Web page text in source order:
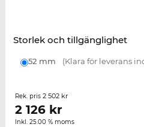
Storlek och tillgänglighet
52 mm (Klara för leverans
Rek. pris 2 502 kr
2 126kr
Inkl. 25.00 % moms